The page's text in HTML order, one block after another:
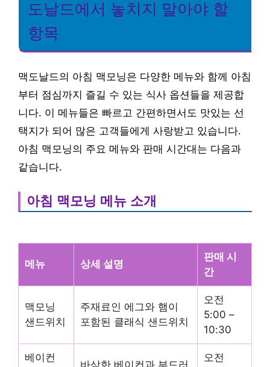
도날드에서 놓치지 말아야 할
항목
맥도날드의 아침 맥모닝은 다양한 메뉴와 함께 아침
부터 점심까지 즐길 수 있는 식사 옵션들을 제공합
니다. 이 메뉴들은 빠르고 간편하면서도 맛있는 선
택지가 되어 많은 고객들에게 사랑받고 있습니다.
아침 맥모닝의 주요 메뉴와 판매 시간대는 다음과
같습니다.
아침 맥모닝 메뉴 소개
메뉴 상세 설명
판매 시
간
맥모닝
샌드위치
주재료인 에그와 햄이
포함된 클래식 샌드위치
오전
5:00 –
10:30
베이컨
바삭한 베이컨과 부드러
오전